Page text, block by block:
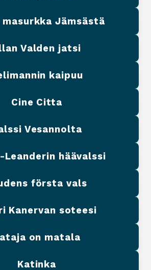
masurkka Jämsästä
Valden jatsi
kaipuu
Cine Citta
Vesannolta
Leanderin häävalssi
första vals
Kanervan soteesi
on matala
Katinka